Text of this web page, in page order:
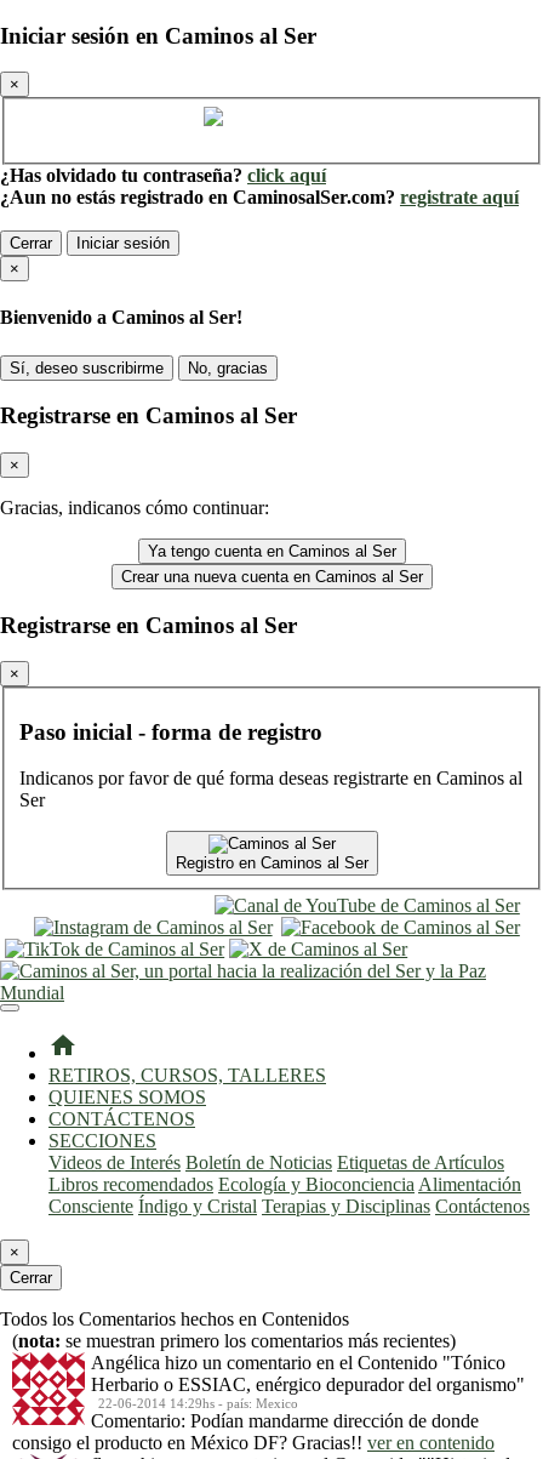
Iniciar sesión en Caminos al Ser
×
¿Has olvidado tu contraseña? click aquí
¿Aun no estás registrado en CaminosalSer.com? registrate aquí
Cerrar
Iniciar sesión
×
Bienvenido a Caminos al Ser!
Sí, deseo suscribirme No, gracias
Registrarse en Caminos al Ser
×
Gracias, indicanos cómo continuar:
Ya tengo cuenta en Caminos al Ser
Crear una nueva cuenta en Caminos al Ser
Registrarse en Caminos al Ser
×
Paso inicial - forma de registro
Indicanos por favor de qué forma deseas registrarte en Caminos al
Ser
Registro en Caminos al Ser
home
RETIROS, CURSOS, TALLERES
QUIENES SOMOS
CONTÁCTENOS
SECCIONES
Videos de Interés Boletín de Noticias Etiquetas de Artículos
Libros recomendados Ecología y Bioconciencia Alimentación
Consciente Índigo y Cristal Terapias y Disciplinas Contáctenos
×
Cerrar
Todos los Comentarios hechos en Contenidos
(nota: se muestran primero los comentarios más recientes)
Angélica hizo un comentario en el Contenido "Tónico
Herbario o ESSIAC, enérgico depurador del organismo"
22-06-2014 14:29hs - país: Mexico
Comentario: Podían mandarme dirección de donde
consigo el producto en México DF? Gracias!! ver en contenido